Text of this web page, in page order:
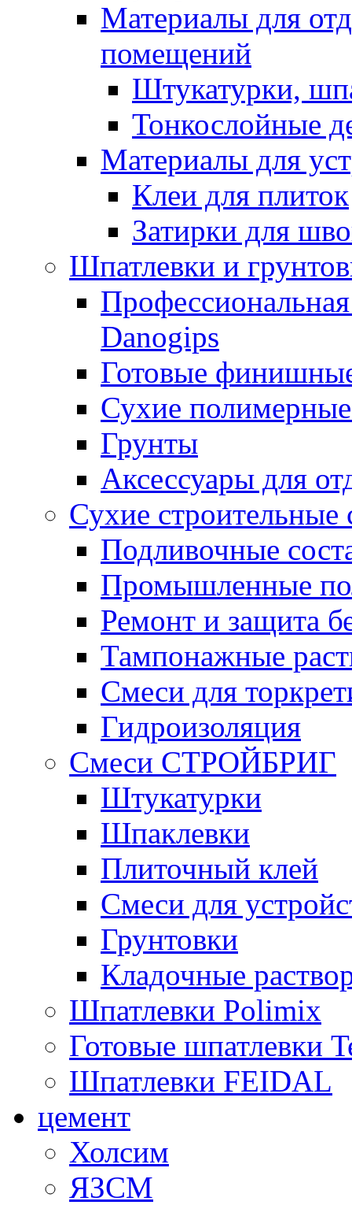
Материалы для
помещений
Штукатурки,
Тонкослойные
Материалы для
Клеи для плиток
Затирки для
Шпатлевки и
Danogips
Готовые
Сухие
Грунты
Аксессуары для
Сухие строительные
Подливочные
Промышленные
Ремонт и защита
Тампонажные
Смеси для
Гидроизоляция
Смеси СТРОЙБРИГ
Штукатурки
Шпаклевки
Плиточный клей
Смеси для
Грунтовки
Кладочные
Шпатлевки Polimix
Готовые шпатлевки
Шпатлевки FEIDAL
цемент
Холсим
ЯЗCМ